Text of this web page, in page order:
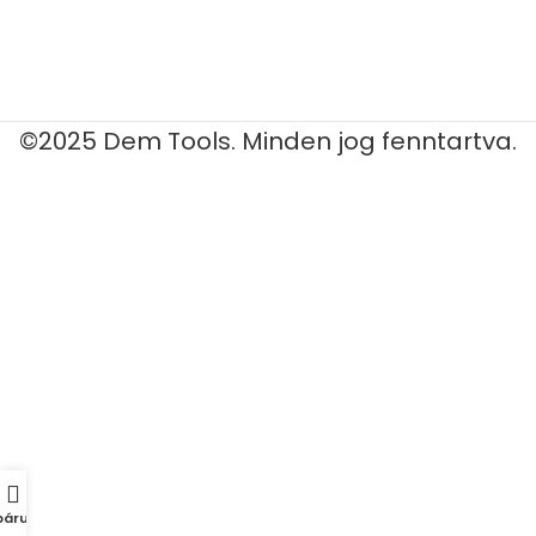
©2025 Dem Tools. Minden jog fenntartva.